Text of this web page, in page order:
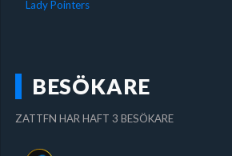
Lady Pointers
BESÖKARE
ZATTFN HAR HAFT 3 BESÖKARE